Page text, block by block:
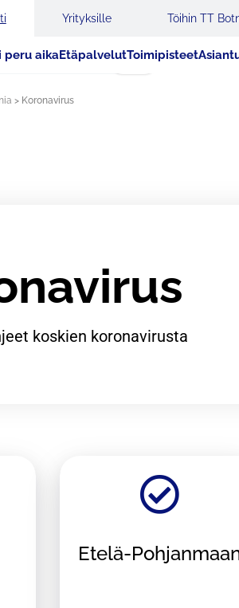
Yrityksille Töihin TT
peru aikaEtäpalvelutToimipisteet
Haku
> Koronavirus
koskien koronavirusta
Etelä-